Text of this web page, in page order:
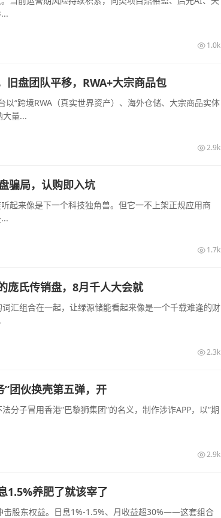
1.0k
盘团队平移，RWA+大宗商品包
“跨境RWA（真实世界资产）、海外仓储、大宗商品实体
大量...
2.9k
骗局，认购即入坑
来像是下一个科技独角兽。但它一不上架正规应用商
1.7k
庞氏传销盘，8月千人大会就
汇组合在一起，让绿源储能看起来像是一个千载难逢的财
2.3k
团伙换壳第五弹，开
分子冒用香港“巴黎狮集团”的名义，制作涉诈APP，以“期
2.9k
1.5%养肥了就该宰了
击股东权益。日息1%-1.5%、月收益超30%——这套组合